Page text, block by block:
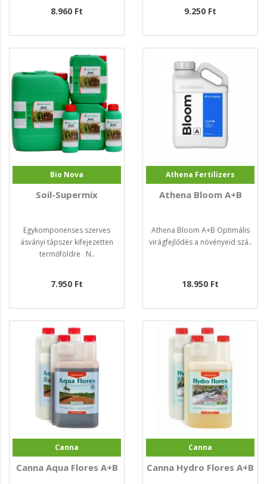
8.960 Ft 9.250 Ft
Bio Nova
Soil-Supermix
Egykomponenses szerves
ásványi tápszer kifejezetten
termőföldre N..
7.950 Ft
Athena Fertilizers
Athena Bloom A+B
Athena Bloom A+B Optimális
virágfejlődés a növényeid szá..
18.950 Ft
Canna
Canna Aqua Flores A+B
Canna
Canna Hydro Flores A+B